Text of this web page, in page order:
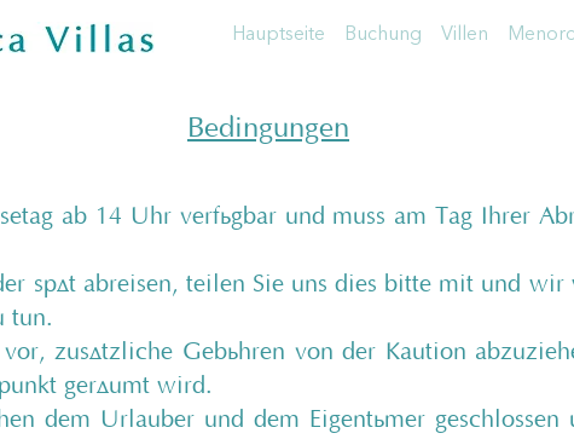
Hauptseite Buchung Villen
Bedingungen
ab 14 Uhr verfügbar und muss am Tag Ihrer
spät abreisen, teilen Sie uns dies bitte mit und wir
tun.
zusätzliche Gebühren von der Kaution
geräumt wird.
dem Urlauber und dem Eigentümer